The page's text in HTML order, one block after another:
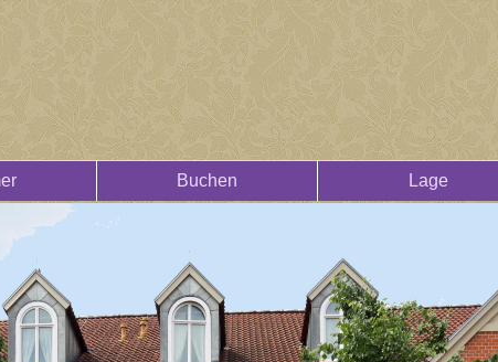
Buchen Lage